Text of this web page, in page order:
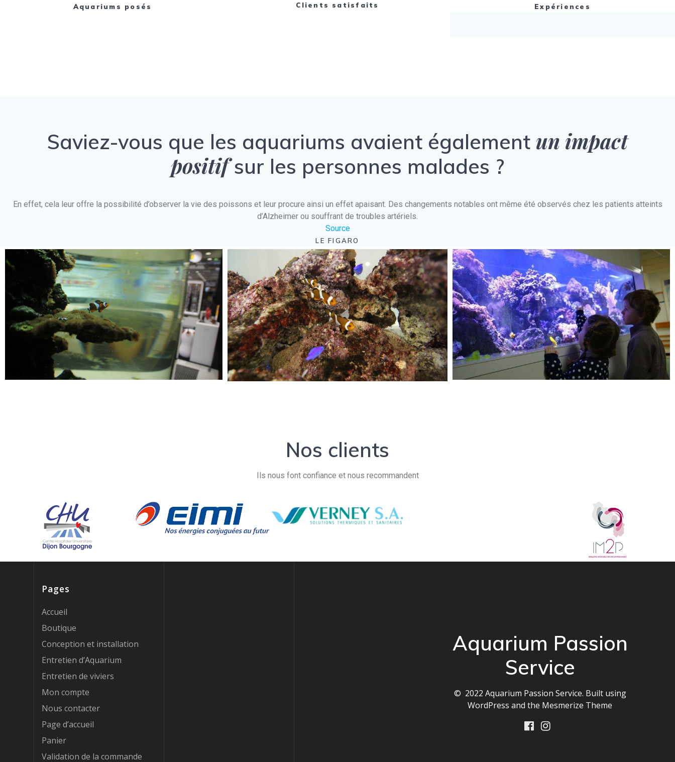
Aquariums posés Clients satisfaits Expériences
Saviez-vous que les aquariums avaient également un impact
positifsur les personnes malades ?
En effet, cela leur offre la possibilité d’observer la vie des poissons et leur procure ainsi un effet apaisant. Des changements notables ont même été observés chez les patients atteints
d’Alzheimer ou souffrant de troubles artériels.
Source
LE FIGARO
Nos clients
Ils nous font confiance et nous recommandent
Pages
Accueil
Boutique
Conception et installation
Entretien d’Aquarium
Entretien de viviers
Mon compte
Nous contacter
Page d’accueil
Panier
Validation de la commande
Aquarium Passion
Service
© 2022 Aquarium Passion Service. Built using
WordPress and the Mesmerize Theme